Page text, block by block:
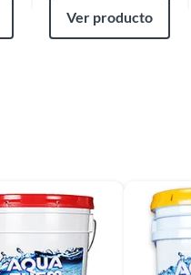
Ver producto